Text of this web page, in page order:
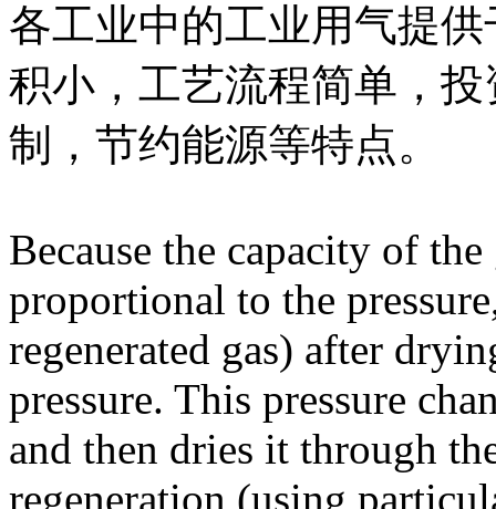
各工业中的工业用气提
积小，工艺流程简单，
制，节约能源等特点。
Because the capacity of
proportional to the
regenerated gas) after
pressure. This pressure
and then dries it through
regeneration (using